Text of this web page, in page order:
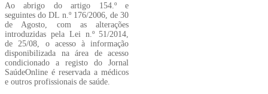
Ao abrigo do artigo 154.º e
seguintes do DL n.º 176/2006, de 30
de Agosto, com as alterações
introduzidas pela Lei n.º 51/2014,
de 25/08, o acesso à informação
disponibilizada na área de acesso
condicionado a registo do Jornal
SaúdeOnline é reservada a médicos
e outros profissionais de saúde.